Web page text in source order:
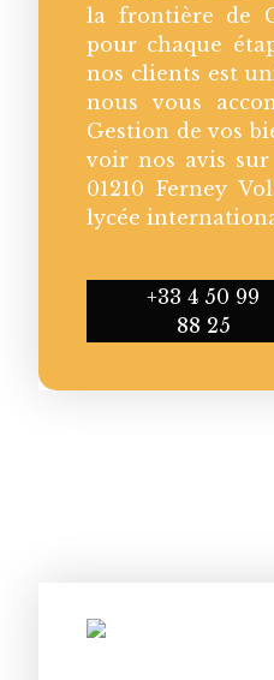
la frontière de
pour chaque
nos clients est
nous vous
Gestion de vos
voir nos avis sur
01210 Ferney
lycée
+33 4 50 99
88 25